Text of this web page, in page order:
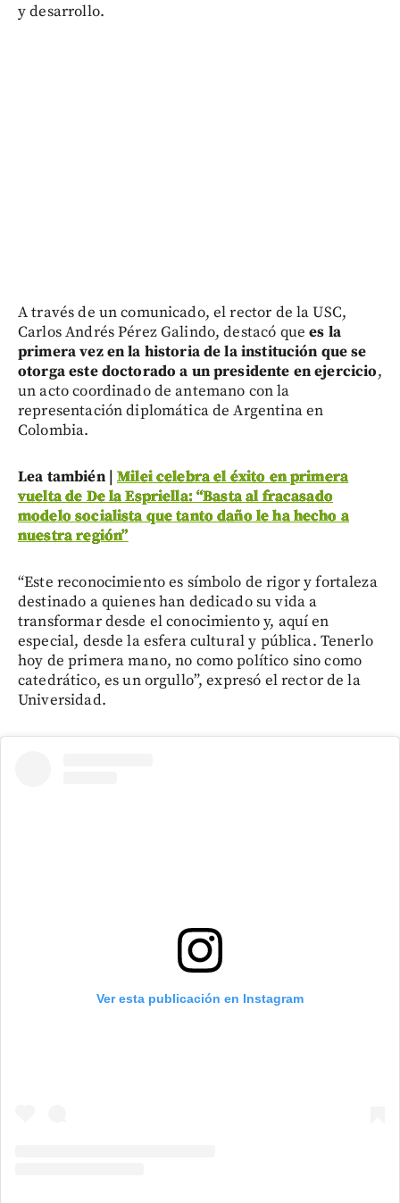
y desarrollo.
A través de un comunicado, el rector de la USC,
Carlos Andrés Pérez Galindo, destacó que es la
primera vez en la historia de la institución que se
otorga este doctorado a un presidente en ejercicio,
un acto coordinado de antemano con la
representación diplomática de Argentina en
Colombia.
Lea también |Milei celebra el éxito en primera
vuelta de De la Espriella: “Basta al fracasado
modelo socialista que tanto daño le ha hecho a
nuestra región”
“Este reconocimiento es símbolo de rigor y fortaleza
destinado a quienes han dedicado su vida a
transformar desde el conocimiento y, aquí en
especial, desde la esfera cultural y pública. Tenerlo
hoy de primera mano, no como político sino como
catedrático, es un orgullo”, expresó el rector de la
Universidad.
Ver esta publicación en Instagram